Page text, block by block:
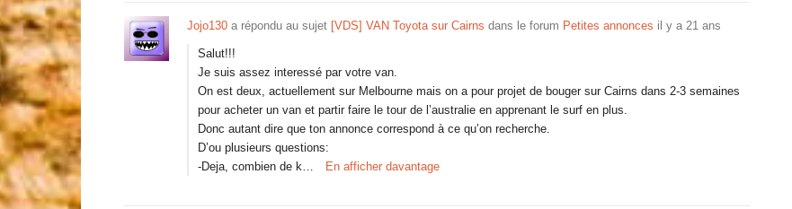
Jojo130 a répondu au sujet [VDS] VAN Toyota sur Cairns dans le forum Petites annonces il y a 21 ans
Salut!!!
Je suis assez interessé par votre van.
On est deux, actuellement sur Melbourne mais on a pour projet de bouger sur Cairns dans 2-3 semaines
pour acheter un van et partir faire le tour de l’australie en apprenant le surf en plus.
Donc autant dire que ton annonce correspond à ce qu’on recherche.
D’ou plusieurs questions:
-Deja, combien de k…
En afficher davantage